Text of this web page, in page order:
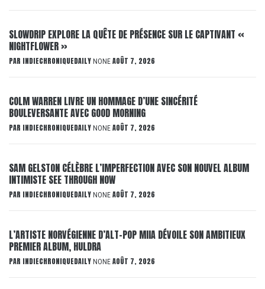
SLOWDRIP EXPLORE LA QUÊTE DE PRÉSENCE SUR LE CAPTIVANT «
NIGHTFLOWER »
PAR INDIECHRONIQUEDAILY NONE AOÛT 7, 2026
COLM WARREN LIVRE UN HOMMAGE D’UNE SINCÉRITÉ
BOULEVERSANTE AVEC GOOD MORNING
PAR INDIECHRONIQUEDAILY NONE AOÛT 7, 2026
SAM GELSTON CÉLÈBRE L’IMPERFECTION AVEC SON NOUVEL ALBUM
INTIMISTE SEE THROUGH NOW
PAR INDIECHRONIQUEDAILY NONE AOÛT 7, 2026
L’ARTISTE NORVÉGIENNE D’ALT-POP MIIA DÉVOILE SON AMBITIEUX
PREMIER ALBUM, HULDRA
PAR INDIECHRONIQUEDAILY NONE AOÛT 7, 2026